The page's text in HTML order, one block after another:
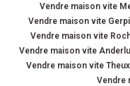
Vendre maison vite
Vendre maison vite
Vendre maison vite
Vendre maison vite
Vendre maison vite Theux
Vendre